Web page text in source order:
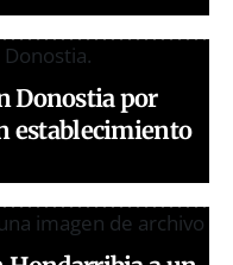
Donostia por
establecimiento